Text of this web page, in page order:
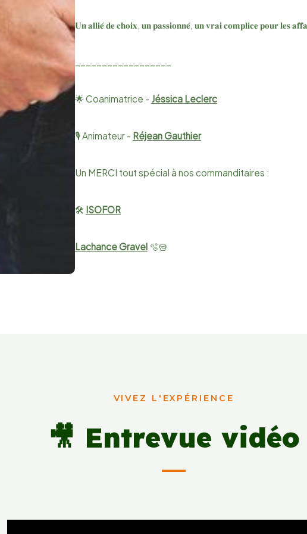
𝐔𝐧 𝐚𝐥𝐥𝐢𝐞́ 𝐝𝐞 𝐜𝐡𝐨𝐢𝐱, 𝐮𝐧 𝐩𝐚𝐬𝐬𝐢𝐨𝐧𝐧𝐞́, 𝐮𝐧 𝐯𝐫𝐚𝐢 𝐜𝐨𝐦𝐩𝐥𝐢𝐜𝐞 𝐩𝐨𝐮𝐫 𝐥𝐞𝐬
__________________
🌟 Coanimatrice - Jéssica Leclerc
🎙️ Animateur - Réjean Gauthier
Un MERCI tout spécial à nos commanditaires :
​🛠️ ISOFOR
Lachance Gravel🫧🪣
VIVEZ L'EXPÉRIENCE
🎥 Entrevue vidéo